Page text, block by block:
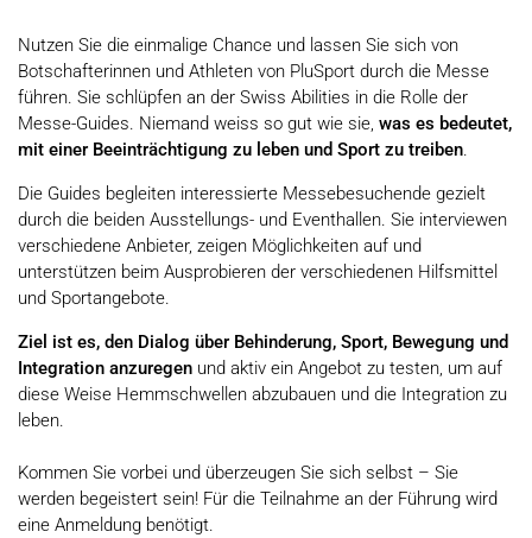
Nutzen Sie die einmalige Chance und lassen Sie sich von
Botschafterinnen und Athleten von PluSport durch die Messe
führen. Sie schlüpfen an der Swiss Abilities in die Rolle der
Messe-Guides. Niemand weiss so gut wie sie, was es bedeutet,
mit einer Beeinträchtigung zu leben und Sport zu treiben.
Die Guides begleiten interessierte Messebesuchende gezielt
durch die beiden Ausstellungs- und Eventhallen. Sie interviewen
verschiedene Anbieter, zeigen Möglichkeiten auf und
unterstützen beim Ausprobieren der verschiedenen Hilfsmittel
und Sportangebote.
Ziel ist es, den Dialog über Behinderung, Sport, Bewegung und
Integration anzuregen und aktiv ein Angebot zu testen, um auf
diese Weise Hemmschwellen abzubauen und die Integration zu
leben.
Kommen Sie vorbei und überzeugen Sie sich selbst – Sie
werden begeistert sein! Für die Teilnahme an der Führung wird
eine Anmeldung benötigt.